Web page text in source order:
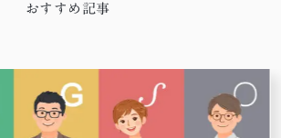
おすすめ記事